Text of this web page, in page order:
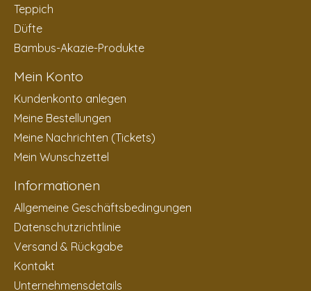
Teppich
Düfte
Bambus-Akazie-Produkte
Mein Konto
Kundenkonto anlegen
Meine Bestellungen
Meine Nachrichten (Tickets)
Mein Wunschzettel
Informationen
Allgemeine Geschäftsbedingungen
Datenschutzrichtlinie
Versand & Rückgabe
Kontakt
Unternehmensdetails